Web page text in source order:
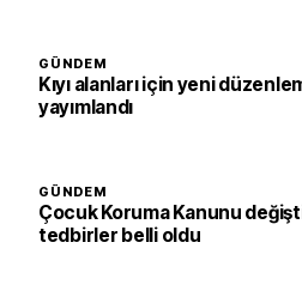
GÜNDEM
Kıyı alanları için yeni
yayımlandı
GÜNDEM
Çocuk Koruma Kanunu
tedbirler belli oldu